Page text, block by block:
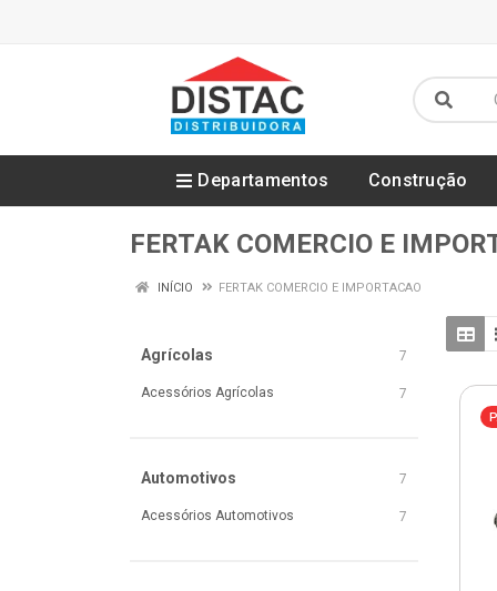
Departamentos Construção
FERTAK COMERCIO E
INÍCIO FERTAK COMERCIO E IMPORTACAO
Agrícolas 7
Acessórios Agrícolas 7
Automotivos 7
Acessórios Automotivos 7